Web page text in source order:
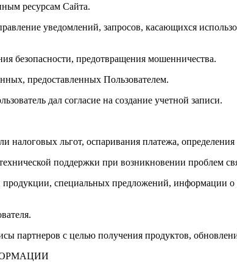
ресурсам Сайта.
уведомлений, запросов, касающихся
безопасности, предотвращения мошенничества.
предоставленных Пользователем.
дал согласие на создание учетной записи.
налоговых льгот, оспаривания платежа,
поддержки при возникновении проблем
продукции, специальных предложений, информации
партнеров с целью получения продуктов,